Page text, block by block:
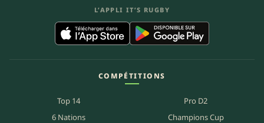
L’APPLI IT’S RUGBY
COMPÉTITIONS
Top 14
Pro D2
6 Nations
Champions Cup